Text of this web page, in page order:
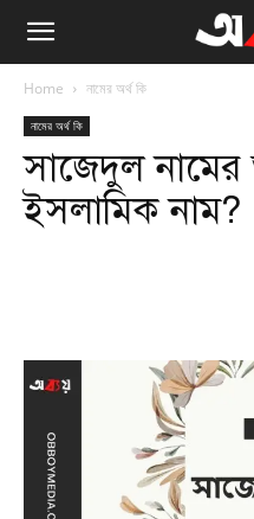
Home নামের অর্থ কি
নামের অর্থ কি
সাজেদুল নামের
ইসলামিক নাম?